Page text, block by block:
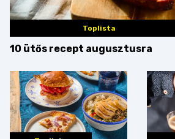
Toplista
10 ütős recept augusztusra